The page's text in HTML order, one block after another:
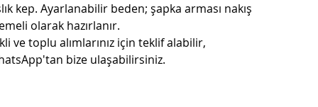
kep. Ayarlanabilir beden; şapka arması nakış
olarak hazırlanır.
ve toplu alımlarınız için teklif alabilir,
bize ulaşabilirsiniz.